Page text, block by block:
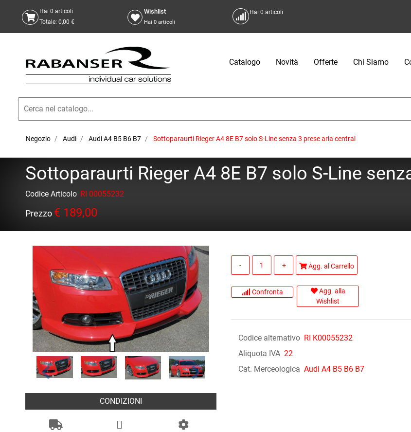
Hai 0 articoli
Totale: 0,00 €
Wishlist
Hai 0 articoli
Hai0 articoli
Catalogo Novità Offerte Chi Siamo
Negozio Audi Audi A4 B5 B6 B7 Sottoparaurti Rieger A4 8E B7 solo S-Line senza 3 prese aria central
Sottoparaurti Rieger A4 8E B7 solo S-Line
Codice Articolo RI 00055232
Prezzo € 189,00
CONDIZIONI
Quantità
Agg. al Carrello
Confronta
Agg. alla
Wishlist
Codice alternativo RI K00055232
Aliquota IVA 22
Cat. Merceologica Audi A4 B5 B6 B7